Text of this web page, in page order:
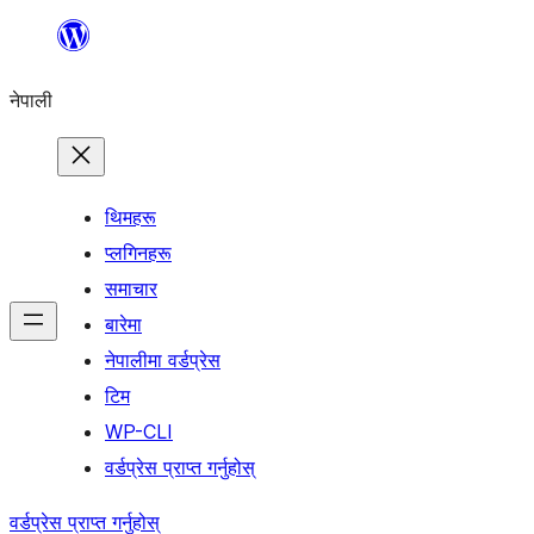
सामग्रीमा
नेपाली
थिमहरू
प्लगिनहरू
समाचार
बारेमा
नेपालीमा वर्डप्रेस
टिम
WP-CLI
वर्डप्रेस प्राप्त गर्नुहोस्
वर्डप्रेस प्राप्त गर्नुहोस्